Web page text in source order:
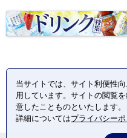
当サイトでは、サイト利便性
用しています。サイトの閲覧
意したことものといたします。
詳細についてはプライバシー